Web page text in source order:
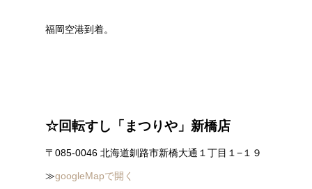
福岡空港到着。
☆回転すし「まつりや」新橋店
〒085-0046 北海道釧路市新橋大通１丁目１−１９
≫googleMapで開く